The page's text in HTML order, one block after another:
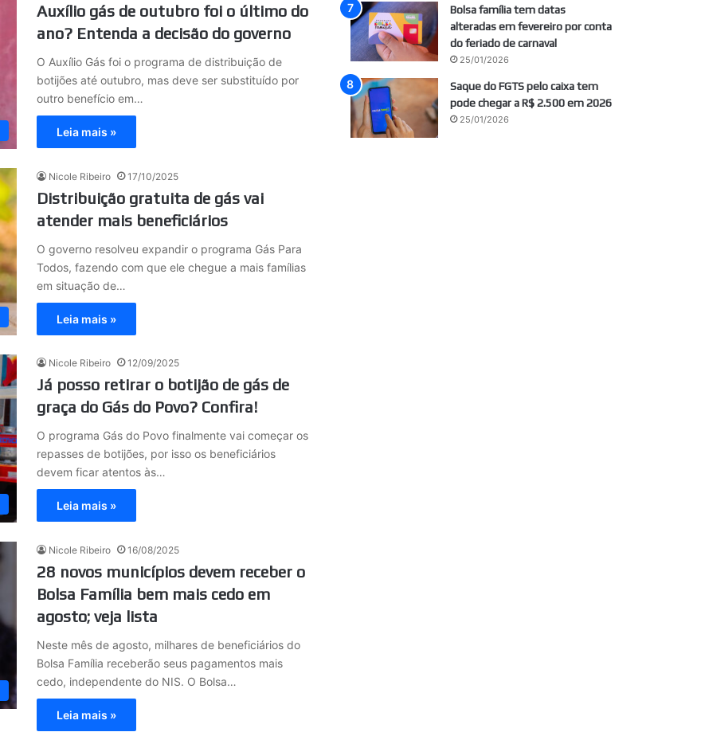
Auxílio gás de outubro foi o último do
ano? Entenda a decisão do governo
O Auxílio Gás foi o programa de distribuição de
botijões até outubro, mas deve ser substituído por
outro benefício em…
Leia mais »
Nicole Ribeiro 17/10/2025
Distribuição gratuita de gás vai
atender mais beneficiários
O governo resolveu expandir o programa Gás Para
Todos, fazendo com que ele chegue a mais famílias
em situação de…
Leia mais »
Nicole Ribeiro 12/09/2025
Já posso retirar o botijão de gás de
graça do Gás do Povo? Confira!
O programa Gás do Povo finalmente vai começar os
repasses de botijões, por isso os beneficiários
devem ficar atentos às…
Leia mais »
Nicole Ribeiro 16/08/2025
28 novos municípios devem receber o
Bolsa Família bem mais cedo em
agosto; veja lista
Neste mês de agosto, milhares de beneficiários do
Bolsa Família receberão seus pagamentos mais
cedo, independente do NIS. O Bolsa…
Leia mais »
Bolsa família tem datas
alteradas em fevereiro por conta
do feriado de carnaval
25/01/2026
Saque do FGTS pelo caixa tem
pode chegar a R$ 2.500 em 2026
25/01/2026